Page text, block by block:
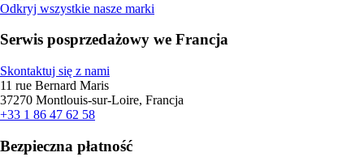
Odkryj wszystkie nasze marki
Serwis posprzedażowy we Francja
Skontaktuj się z nami
11 rue Bernard Maris
37270 Montlouis-sur-Loire, Francja
+33 1 86 47 62 58
Bezpieczna płatność